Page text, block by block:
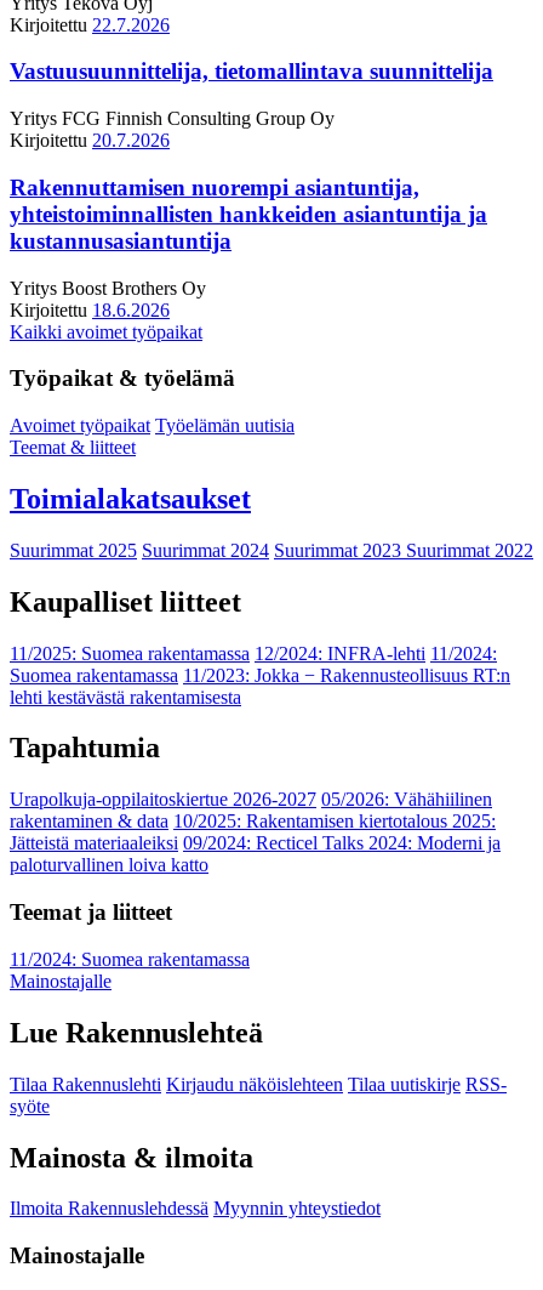
Kirjoitettu 22.7.2026
Vastuusuunnittelija, tietomallintava suunnittelija
Yritys FCG Finnish Consulting Group Oy
Kirjoitettu 20.7.2026
Rakennuttamisen nuorempi asiantuntija,
yhteistoiminnallisten hankkeiden asiantuntija ja
kustannusasiantuntija
Yritys Boost Brothers Oy
Kirjoitettu 18.6.2026
Kaikki avoimet työpaikat
Työpaikat & työelämä
Avoimet työpaikat Työelämän uutisia
Teemat & liitteet
Toimialakatsaukset
Suurimmat 2025 Suurimmat 2024 Suurimmat 2023 Suurimmat 2022
Kaupalliset liitteet
11/2025: Suomea rakentamassa 12/2024: INFRA-lehti 11/2024:
Suomea rakentamassa 11/2023: Jokka − Rakennusteollisuus RT:n
lehti kestävästä rakentamisesta
Tapahtumia
Urapolkuja-oppilaitoskiertue 2026-2027 05/2026: Vähähiilinen
rakentaminen & data 10/2025: Rakentamisen kiertotalous 2025:
Jätteistä materiaaleiksi 09/2024: Recticel Talks 2024: Moderni ja
paloturvallinen loiva katto
Teemat ja liitteet
11/2024: Suomea rakentamassa
Mainostajalle
Lue Rakennuslehteä
Tilaa Rakennuslehti Kirjaudu näköislehteen Tilaa uutiskirje RSS-
syöte
Mainosta & ilmoita
Ilmoita Rakennuslehdessä Myynnin yhteystiedot
Mainostajalle